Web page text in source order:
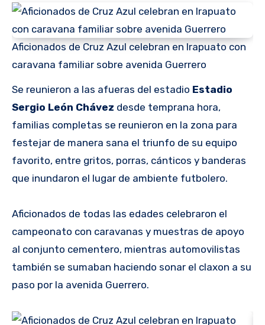
Aficionados de Cruz Azul celebran en Irapuato con
caravana familiar sobre avenida Guerrero
Se reunieron a las afueras del estadio Estadio
Sergio León Chávez desde temprana hora,
familias completas se reunieron en la zona para
festejar de manera sana el triunfo de su equipo
favorito, entre gritos, porras, cánticos y banderas
que inundaron el lugar de ambiente futbolero.
Aficionados de todas las edades celebraron el
campeonato con caravanas y muestras de apoyo
al conjunto cementero, mientras automovilistas
también se sumaban haciendo sonar el claxon a su
paso por la avenida Guerrero.